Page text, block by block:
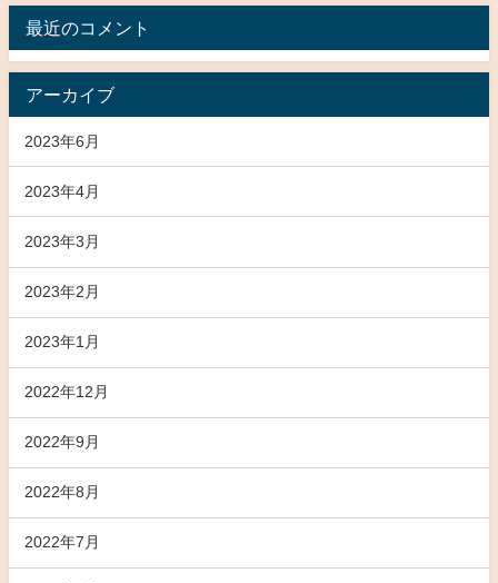
最近のコメント
アーカイブ
2023年6月
2023年4月
2023年3月
2023年2月
2023年1月
2022年12月
2022年9月
2022年8月
2022年7月